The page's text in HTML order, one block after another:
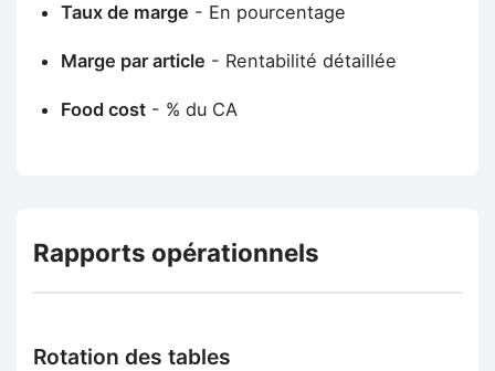
Taux de marge - En pourcentage
Marge par article - Rentabilité détaillée
Food cost - % du CA
Rapports opérationnels
Rotation des tables